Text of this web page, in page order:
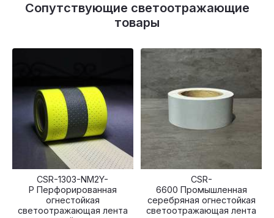
Сопутствующие светоотражающие
товары
CSR-1303-NM2Y-
P Перфорированная
огнестойкая
светоотражающая лента
CSR-
6600 Промышленная
серебряная огнестойкая
светоотражающая лента